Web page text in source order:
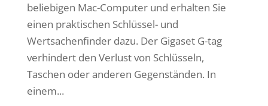
beliebigen Mac-Computer und erhalten Sie
einen praktischen Schlüssel- und
Wertsachenfinder dazu. Der Gigaset G-tag
verhindert den Verlust von Schlüsseln,
Taschen oder anderen Gegenständen. In
einem...